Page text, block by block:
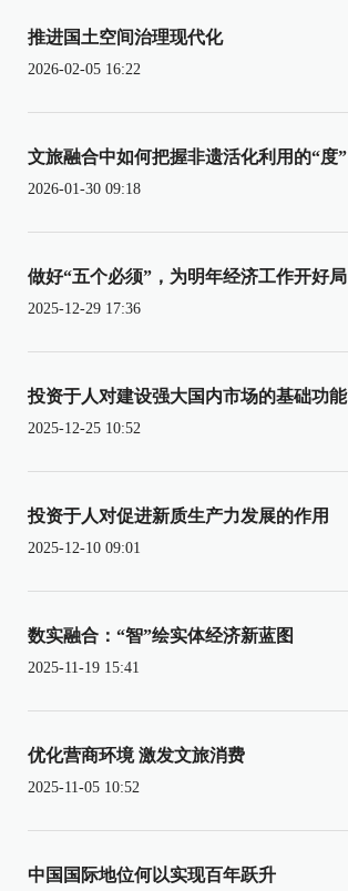
推进国土空间治理现代化
2026-02-05 16:22
文旅融合中如何把握非遗活化利用的“度”
2026-01-30 09:18
做好“五个必须”，为明年经济工作开好局
2025-12-29 17:36
投资于人对建设强大国内市场的基础功能
2025-12-25 10:52
投资于人对促进新质生产力发展的作用
2025-12-10 09:01
数实融合：“智”绘实体经济新蓝图
2025-11-19 15:41
优化营商环境 激发文旅消费
2025-11-05 10:52
中国国际地位何以实现百年跃升